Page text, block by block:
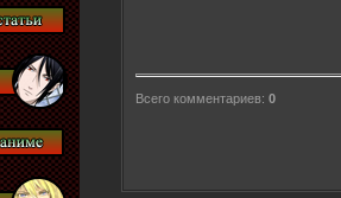
Всего комментариев: 0